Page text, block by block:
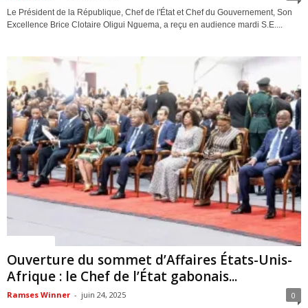
Le Président de la République, Chef de l'État et Chef du Gouvernement, Son
Excellence Brice Clotaire Oligui Nguema, a reçu en audience mardi S.E....
Ouverture du sommet d’Affaires États-Unis-
Afrique : le Chef de l’État gabonais...
Ramses Winner - juin 24, 2025 0